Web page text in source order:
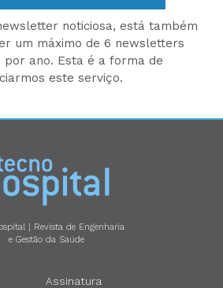
noticiosa, está também
um máximo de 6 newsletters
por ano. Esta é a forma de
este serviço.
| Revista de Engenharia
e Gestão da Saúde
Assinatura